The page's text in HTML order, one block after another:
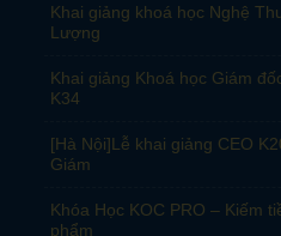
Khai giảng khoá học Nghệ
Lượng
Khai giảng Khoá học Giám
K34
[Hà Nội]Lễ khai giảng CEO
Giám
Khóa Học KOC PRO – Kiếm
phẩm